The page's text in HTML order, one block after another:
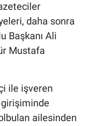
daha sonra
Başkanı Ali
Mustafa
ile işveren
girişiminde
ailesinden